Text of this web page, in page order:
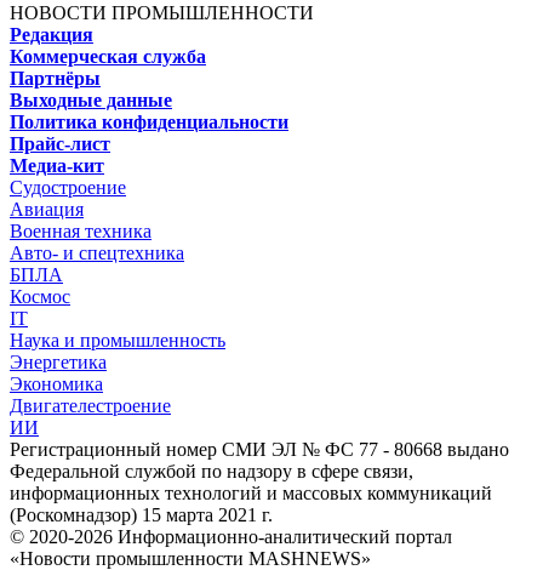
НОВОСТИ ПРОМЫШЛЕННОСТИ
Редакция
Коммерческая служба
Партнёры
Выходные данные
Политика конфиденциальности
Прайс-лист
Медиа-кит
Судостроение
Авиация
Военная техника
Авто- и спецтехника
БПЛА
Космос
IT
Наука и промышленность
Энергетика
Экономика
Двигателестроение
ИИ
Регистрационный номер СМИ ЭЛ № ФС 77 - 80668 выдано
Федеральной службой по надзору в сфере связи,
информационных технологий и массовых коммуникаций
(Роскомнадзор) 15 марта 2021 г.
© 2020-2026 Информационно-аналитический портал
«Новости промышленности MASHNEWS»